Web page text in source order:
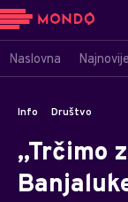
Naslovna Najnovije
Info Društvo
„Trčimo